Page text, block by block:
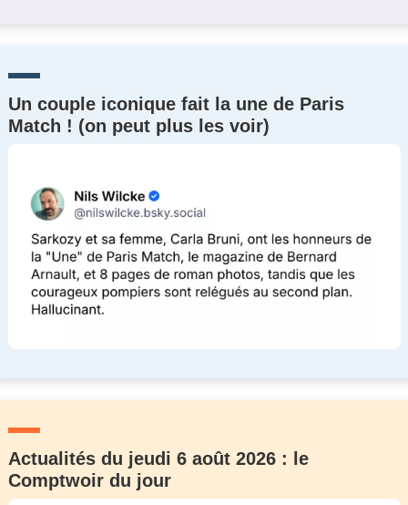
Un couple iconique fait la une de Paris
Match ! (on peut plus les voir)
Actualités du jeudi 6 août 2026 : le
Comptwoir du jour